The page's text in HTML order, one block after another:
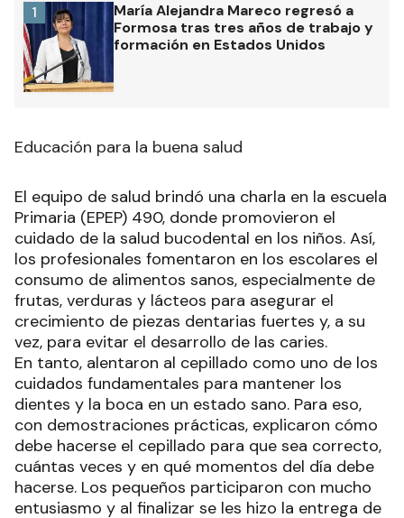
María Alejandra Mareco regresó a
Formosa tras tres años de trabajo y
formación en Estados Unidos
1
Educación para la buena salud
El equipo de salud brindó una charla en la escuela
Primaria (EPEP) 490, donde promovieron el
cuidado de la salud bucodental en los niños. Así,
los profesionales fomentaron en los escolares el
consumo de alimentos sanos, especialmente de
frutas, verduras y lácteos para asegurar el
crecimiento de piezas dentarias fuertes y, a su
vez, para evitar el desarrollo de las caries.
En tanto, alentaron al cepillado como uno de los
cuidados fundamentales para mantener los
dientes y la boca en un estado sano. Para eso,
con demostraciones prácticas, explicaron cómo
debe hacerse el cepillado para que sea correcto,
cuántas veces y en qué momentos del día debe
hacerse. Los pequeños participaron con mucho
entusiasmo y al finalizar se les hizo la entrega de